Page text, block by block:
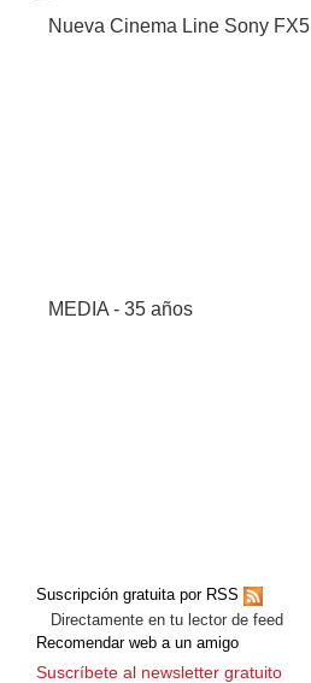
Nueva Cinema Line Sony FX5
MEDIA - 35 años
Suscripción gratuita por RSS
Directamente en tu lector de feed
Recomendar web a un amigo
Suscríbete al newsletter gratuito